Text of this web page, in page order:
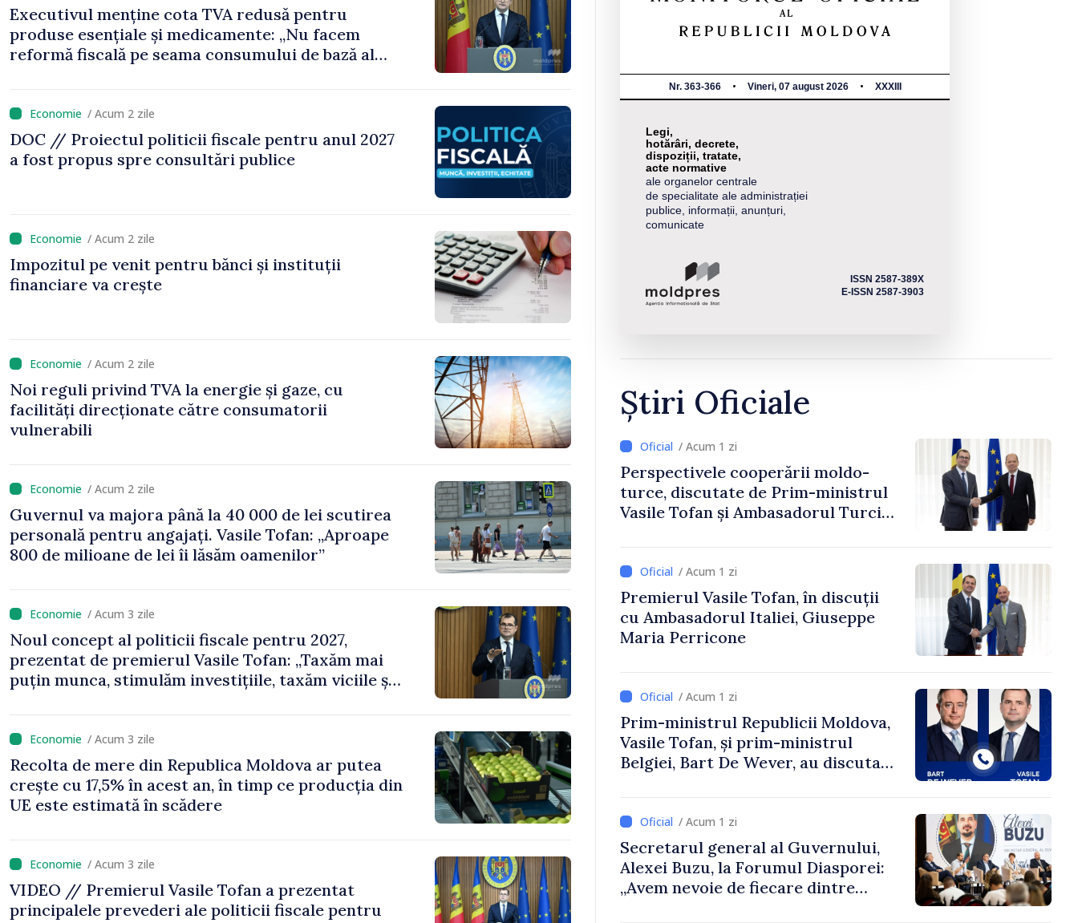
Executivul menține cota TVA redusă pentru
produse esențiale și medicamente: „Nu facem
reformă fiscală pe seama consumului de bază al
/ Acum 2 zile
DOC // Proiectul politicii fiscale pentru anul 2027
a fost propus spre consultări publice
/ Acum 2 zile
Impozitul pe venit pentru bănci și instituții
financiare va crește
/ Acum 2 zile
Noi reguli privind TVA la energie și gaze, cu
facilități direcționate către consumatorii
vulnerabili
/ Acum 2 zile
Guvernul va majora până la 40 000 de lei scutirea
personală pentru angajați. Vasile Tofan: „Aproape
800 de milioane de lei îi lăsăm oamenilor”
/ Acum 3 zile
Noul concept al politicii fiscale pentru 2027,
prezentat de premierul Vasile Tofan: „Taxăm mai
puțin munca, stimulăm investițiile, taxăm viciile și
/ Acum 3 zile
Recolta de mere din Republica Moldova ar putea
crește cu 17,5% în acest an, în timp ce producția din
UE este estimată în scădere
/ Acum 3 zile
VIDEO // Premierul Vasile Tofan a prezentat
principalele prevederi ale politicii fiscale pentru
Nr. 363-366 Vineri, 07 august 2026 XXXIII
Legi,
hotărâri, decrete,
dispoziții, tratate,
acte normative
ale organelor centrale
de specialitate ale administrației
publice, informații, anunțuri,
comunicate
ISSN 2587-389X
E-ISSN 2587-3903
Știri Oficiale
/ Acum 1 zi
Perspectivele cooperării moldo-
turce, discutate de Prim-ministrul
Vasile Tofan și Ambasadorul Turciei,
/ Acum 1 zi
Premierul Vasile Tofan, în discuții
cu Ambasadorul Italiei, Giuseppe
Maria Perricone
/ Acum 1 zi
Prim-ministrul Republicii Moldova,
Vasile Tofan, și prim-ministrul
Belgiei, Bart De Wever, au discutat
/ Acum 1 zi
Secretarul general al Guvernului,
Alexei Buzu, la Forumul Diasporei:
„Avem nevoie de fiecare dintre